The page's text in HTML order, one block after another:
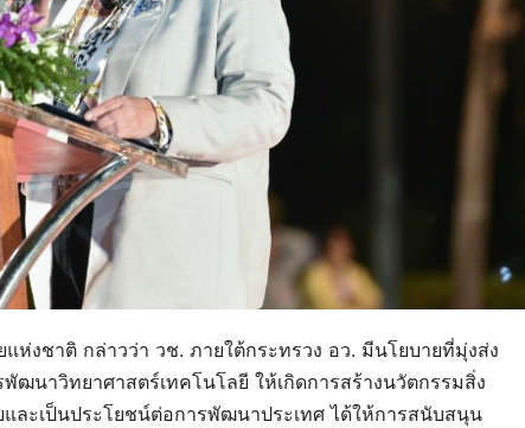
ห่งชาติ กล่าวว่า วช. ภายใต้กระทรวง อว. มีนโยบายที่มุ่งส่ง
นาวิทยาศาสตร์เทคโนโลยี ให้เกิดการสร้างนวัตกรรมสิ่ง
ละเป็นประโยชน์ต่อการพัฒนาประเทศ ได้ให้การสนับสนุน